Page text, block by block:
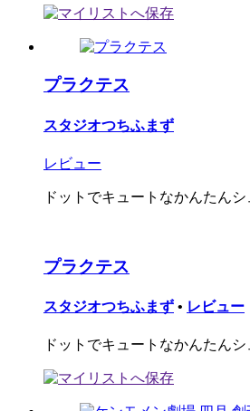
プラクテス
スタジオつちふまず
レビュー
ドットでキュートなかんたん
プラクテス
スタジオつちふまず • レビュー
ドットでキュートなかんたん